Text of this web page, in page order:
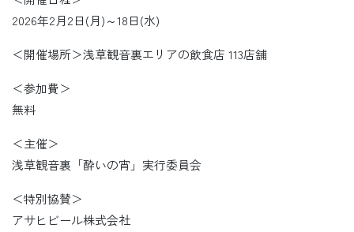
2026年2月2日(月)～18日(水)
＜開催場所＞浅草観音裏エリアの飲食店 113店舗
＜参加費＞
無料
＜主催＞
浅草観音裏「酔いの宵」実行委員会
＜特別協賛＞
アサヒビール株式会社